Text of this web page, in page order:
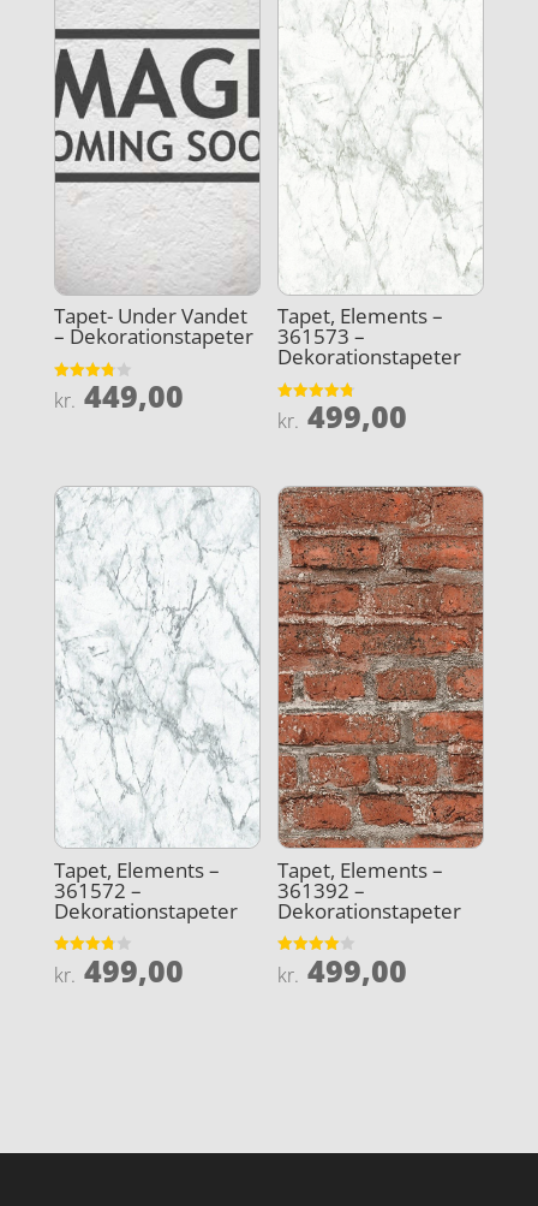
Tapet- Under Vandet
– Dekorationstapeter
Vurderet
3.8
kr. 449,00
Tapet, Elements –
361573 –
Dekorationstapeter
Vurderet
4.8
kr. 499,00
Tapet, Elements –
361572 –
Dekorationstapeter
Vurderet
3.8
kr. 499,00
Tapet, Elements –
361392 –
Dekorationstapeter
Vurderet
4
kr. 499,00